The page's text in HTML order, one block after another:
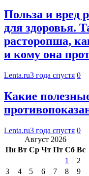
Польза и вред
для здоровья.
расторопша,
и кому она
Lenta.ru3 года спустя 0
Какие
Lenta.ru3 года спустя 0
Август 2026
Пн Вт Ср Чт Пт Сб Вс
1
2
3
4 5 6 7 8
9